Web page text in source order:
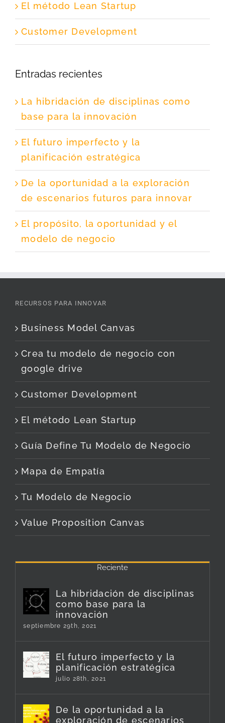
El método Lean Startup
Customer Development
Entradas recientes
La hibridación de disciplinas como
base para la innovación
El futuro imperfecto y la
planificación estratégica
De la oportunidad a la exploración
de escenarios futuros para innovar
El propósito, la oportunidad y el
modelo de negocio
RECURSOS PARA INNOVAR
Business Model Canvas
Crea tu modelo de negocio con
google drive
Customer Development
El método Lean Startup
Guía Define Tu Modelo de Negocio
Mapa de Empatía
Tu Modelo de Negocio
Value Proposition Canvas
Reciente
La hibridación de disciplinas
como base para la
innovación
septiembre 29th, 2021
El futuro imperfecto y la
planificación estratégica
julio 28th, 2021
De la oportunidad a la
exploración de escenarios